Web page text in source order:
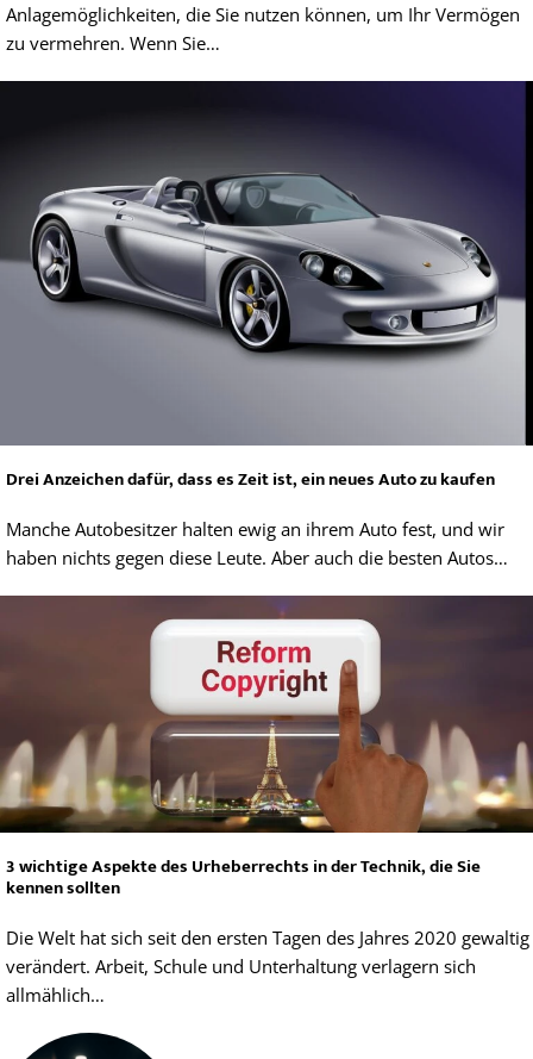
Anlagemöglichkeiten, die Sie nutzen können, um Ihr Vermögen
zu vermehren. Wenn Sie…
Drei Anzeichen dafür, dass es Zeit ist, ein neues Auto zu kaufen
Manche Autobesitzer halten ewig an ihrem Auto fest, und wir
haben nichts gegen diese Leute. Aber auch die besten Autos…
3 wichtige Aspekte des Urheberrechts in der Technik, die Sie
kennen sollten
Die Welt hat sich seit den ersten Tagen des Jahres 2020 gewaltig
verändert. Arbeit, Schule und Unterhaltung verlagern sich
allmählich…